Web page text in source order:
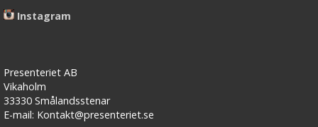
Instagram
Presenteriet AB
Vikaholm
33330 Smålandsstenar
E-mail: Kontakt@presenteriet.se